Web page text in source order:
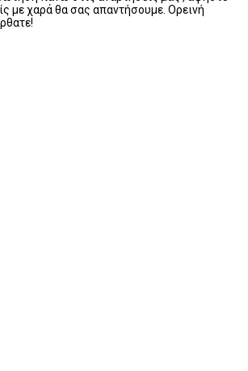
με χαρά θα σας απαντήσουμε. Ορεινή